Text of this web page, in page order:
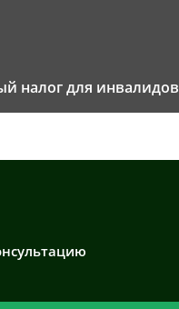
налог для инвалидов